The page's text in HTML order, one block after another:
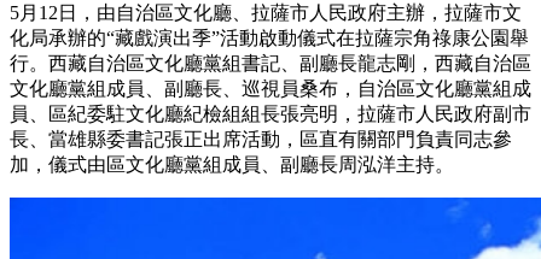
5月12日，由自治區文化廳、拉薩市人民政府主辦，拉薩市文
化局承辦的“藏戲演出季”活動啟動儀式在拉薩宗角祿康公園舉
行。西藏自治區文化廳黨組書記、副廳長龍志剛，西藏自治區
文化廳黨組成員、副廳長、巡視員桑布，自治區文化廳黨組成
員、區紀委駐文化廳紀檢組組長張亮明，拉薩市人民政府副市
長、當雄縣委書記張正出席活動，區直有關部門負責同志參
加，儀式由區文化廳黨組成員、副廳長周泓洋主持。